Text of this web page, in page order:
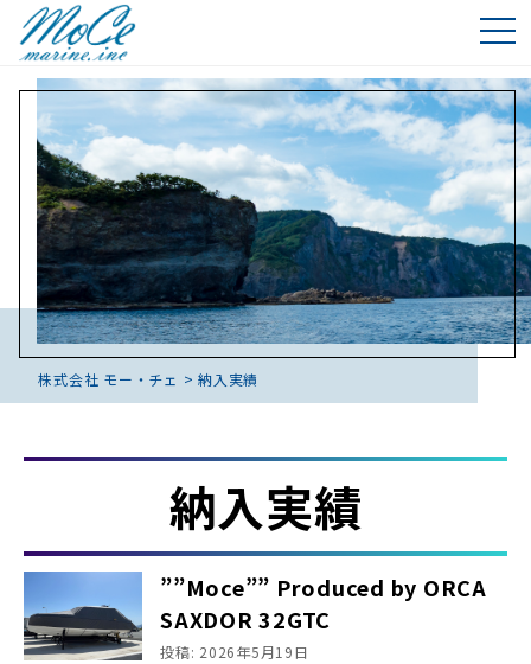
株式会社 モー・チェ >納入実績
納入実績
””Moce”” Produced by ORCA
SAXDOR 32GTC
投稿: 2026年5月19日